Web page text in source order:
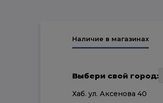
Наличие в магазинах
Выбери свой город:
Хаб. ул. Аксенова 40